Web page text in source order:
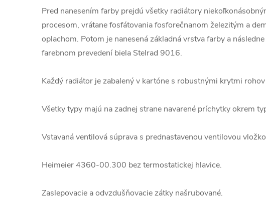
Pred nanesením farby prejdú všetky radiátory
procesom, vrátane fosfátovania fosforečnanom železitým a
oplachom. Potom je nanesená základná vrstva farby a
farebnom prevedení biela Stelrad 9016.
Každý radiátor je zabalený v kartóne s robustnými krytmi
Všetky typy majú na zadnej strane navarené príchytky okrem
Vstavaná ventilová súprava s prednastavenou ventilovou
Heimeier 4360-00.300 bez termostatickej hlavice.
Zaslepovacie a odvzdušňovacie zátky našrubované.